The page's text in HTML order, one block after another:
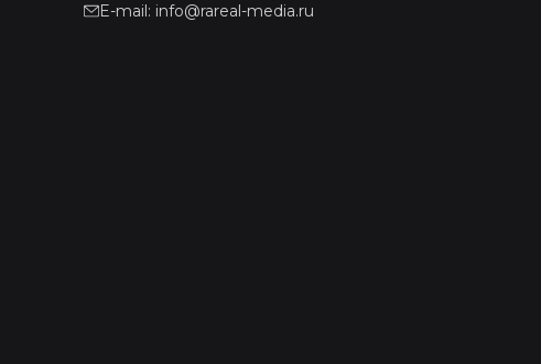
E-mail: info@rareal-media.ru